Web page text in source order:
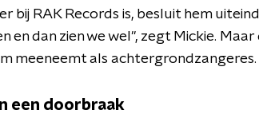
bij RAK Records is, besluit hem
en dan zien we wel", zegt Mickie.
meeneemt als achtergrondzangeres.
een doorbraak